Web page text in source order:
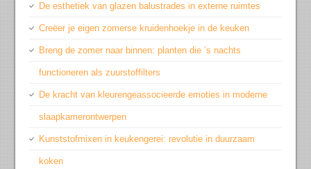
De esthetiek van glazen balustrades in externe ruimtes
Creëer je eigen zomerse kruidenhoekje in de keuken
Breng de zomer naar binnen: planten die ’s nachts
functioneren als zuurstoffilters
De kracht van kleurengeassocieerde emoties in moderne
slaapkamerontwerpen
Kunststofmixen in keukengerei: revolutie in duurzaam
koken